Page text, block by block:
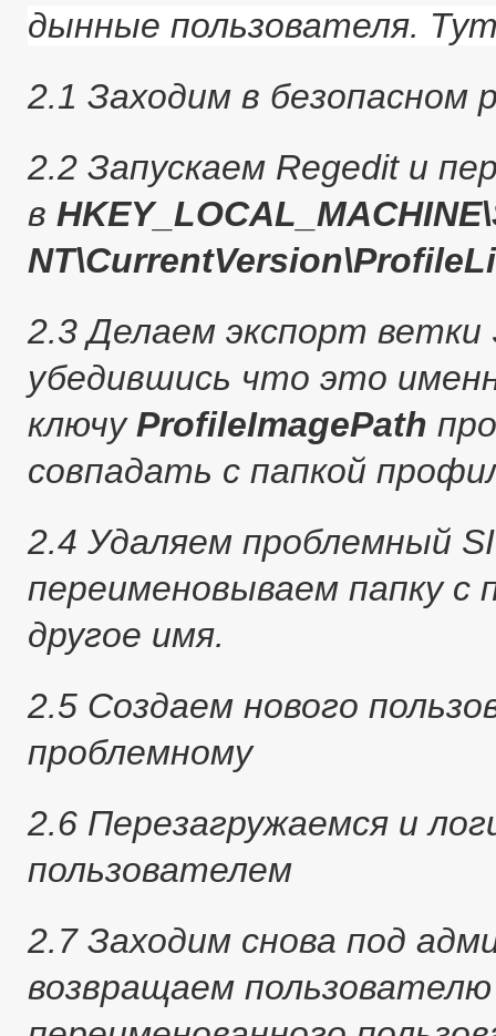
дынные пользователя.
2.1 Заходим в
2.2 Запускаем Regedit и
в
2.3 Делаем экспорт
убедившись что это
ключуProfileImagePath
совпадать с папкой
2.4 Удаляем проблемный
переименовываем папку с
другое имя.
2.5 Создаем нового
проблемному
2.6 Перезагружаемся и
пользователем
2.7 Заходим снова под
возвращаем